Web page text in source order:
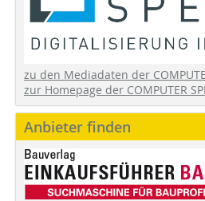
zu den Mediadaten der
zur Homepage der COMPUTER
Anbieter finden